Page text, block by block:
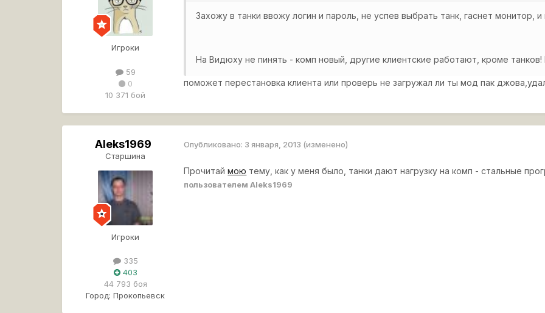
Игроки
59
0
10 371 бой
Захожу в танки ввожу логин и пароль, не успев выбрать танк, гаснет монитор, и
На Видюху не пинять - комп новый, другие клиентские работают, кроме
поможет перестановка клиента или проверь не загружал ли ты мод пак
Aleks1969
Старшина
Игроки
335
403
44 793 боя
Город: Прокопьевск
Опубликовано: 3 января, 2013 (изменено)
Прочитаймою тему, как у меня было, танки дают нагрузку на комп - стальные
пользователем Aleks1969